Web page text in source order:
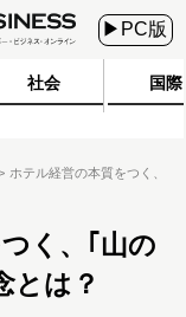
▶PC版
社会 国際
ホテル経営の本質をつく、
く、｢山の
とは？